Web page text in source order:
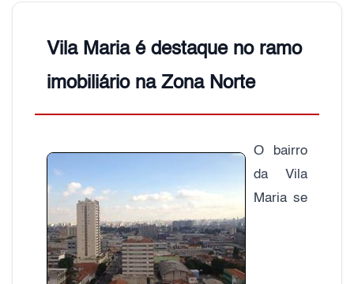
Vila Maria é destaque no ramo
imobiliário na Zona Norte
O bairro
da Vila
Maria se